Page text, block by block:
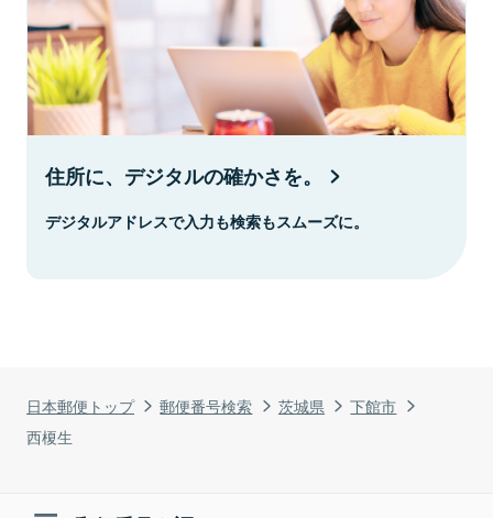
日本郵便トップ 郵便番号検索 茨城県
下館市
西榎生
住所に、デジタルの確かさを。
デジタルアドレスで入力も検索もスムーズに。